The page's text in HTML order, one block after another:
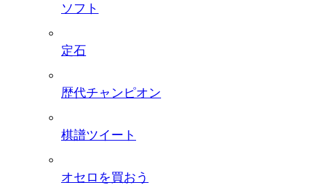
ソフト
定石
歴代チャンピオン
棋譜ツイート
オセロを買おう